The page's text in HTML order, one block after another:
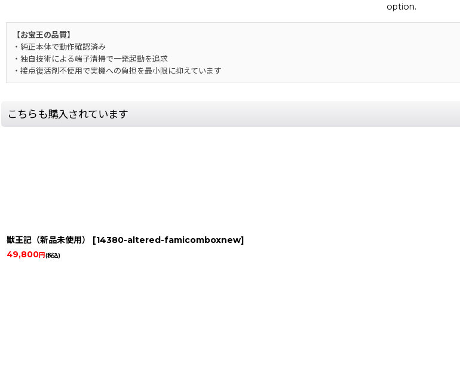
option.
【お宝王の品質】
・純正本体で動作確認済み
・独自技術による端子清掃で一発起動を追求
・接点復活剤不使用で実機への負担を最小限に抑えています
こちらも購入されています
獣王記（新品未使用） [14380-altered-famicomboxnew]
49,800円(税込)